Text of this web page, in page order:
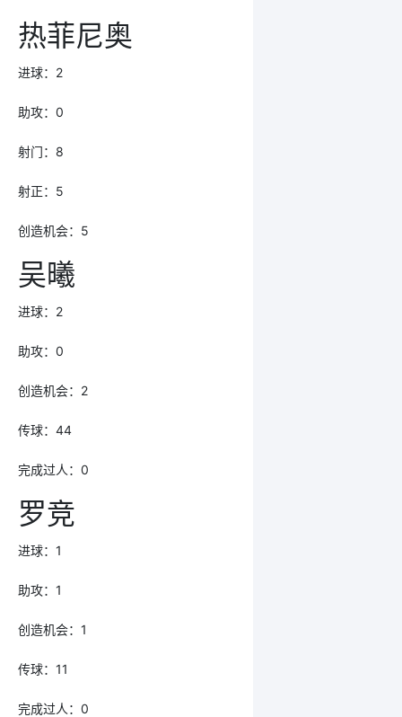
热菲尼奥
进球：2
助攻：0
射门：8
射正：5
创造机会：5
吴曦
进球：2
助攻：0
创造机会：2
传球：44
完成过人：0
罗竞
进球：1
助攻：1
创造机会：1
传球：11
完成过人：0